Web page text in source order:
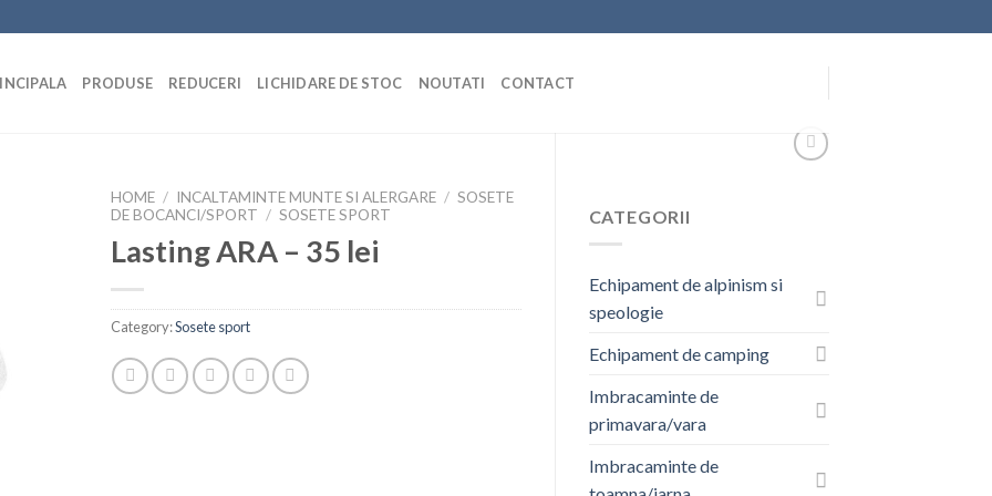
PRODUSE REDUCERI LICHIDARE DE STOC NOUTATI CONTACT
CATEGORII
Echipament de alpinism si
speologie
Echipament de camping
Imbracaminte de
primavara/vara
Imbracaminte de
HOME / INCALTAMINTE MUNTE SI ALERGARE / SOSETE
DE BOCANCI/SPORT / SOSETE SPORT
Lasting ARA – 35 lei
Category:Sosete sport